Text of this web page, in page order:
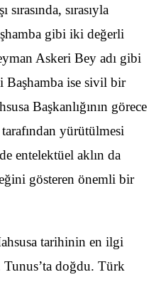
sırasıyla
gibi iki değerli
Askeri Bey adı gibi
Başhamba ise sivil bir
Başkanlığının görece
yürütülmesi
entelektüel aklın da
gösteren önemli bir
tarihinin en ilgi
doğdu. Türk